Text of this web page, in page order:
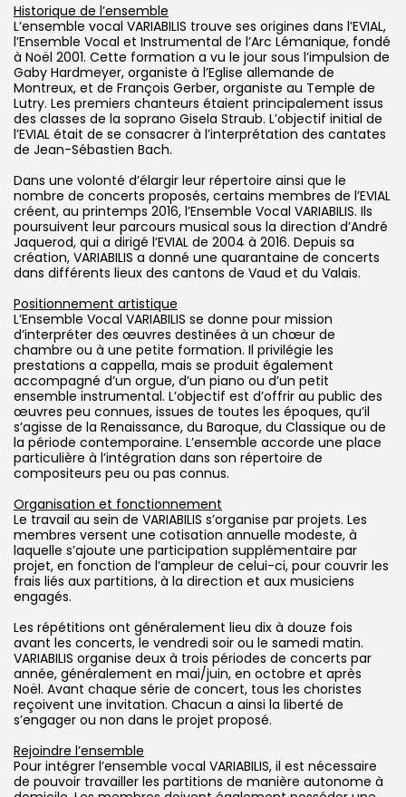
Historique de l’ensemble
L’ensemble vocal VARIABILIS trouve ses origines dans l’EVIAL,
l’Ensemble Vocal et Instrumental de l’Arc Lémanique, fondé
à Noël 2001. Cette formation a vu le jour sous l’impulsion de
Gaby Hardmeyer, organiste à l’Eglise allemande de
Montreux, et de François Gerber, organiste au Temple de
Lutry. Les premiers chanteurs étaient principalement issus
des classes de la soprano Gisela Straub. L’objectif initial de
l’EVIAL était de se consacrer à l’interprétation des cantates
de Jean-Sébastien Bach.
Dans une volonté d’élargir leur répertoire ainsi que le
nombre de concerts proposés, certains membres de l’EVIAL
créent, au printemps 2016, l’Ensemble Vocal VARIABILIS. Ils
poursuivent leur parcours musical sous la direction d’André
Jaquerod, qui a dirigé l’EVIAL de 2004 à 2016. Depuis sa
création, VARIABILIS a donné une quarantaine de concerts
dans différents lieux des cantons de Vaud et du Valais.
Positionnement artistique
L’Ensemble Vocal VARIABILIS se donne pour mission
d’interpréter des œuvres destinées à un chœur de
chambre ou à une petite formation. Il privilégie les
prestations a cappella, mais se produit également
accompagné d’un orgue, d’un piano ou d’un petit
ensemble instrumental. L’objectif est d’offrir au public des
œuvres peu connues, issues de toutes les époques, qu’il
s’agisse de la Renaissance, du Baroque, du Classique ou de
la période contemporaine. L’ensemble accorde une place
particulière à l’intégration dans son répertoire de
compositeurs peu ou pas connus.
Organisation et fonctionnement
Le travail au sein de VARIABILIS s’organise par projets. Les
membres versent une cotisation annuelle modeste, à
laquelle s’ajoute une participation supplémentaire par
projet, en fonction de l’ampleur de celui-ci, pour couvrir les
frais liés aux partitions, à la direction et aux musiciens
engagés.
Les répétitions ont généralement lieu dix à douze fois
avant les concerts, le vendredi soir ou le samedi matin.
VARIABILIS organise deux à trois périodes de concerts par
année, généralement en mai/juin, en octobre et après
Noël. Avant chaque série de concert, tous les choristes
reçoivent une invitation. Chacun a ainsi la liberté de
s’engager ou non dans le projet proposé.
Rejoindre l’ensemble
Pour intégrer l’ensemble vocal VARIABILIS, il est nécessaire
de pouvoir travailler les partitions de manière autonome à